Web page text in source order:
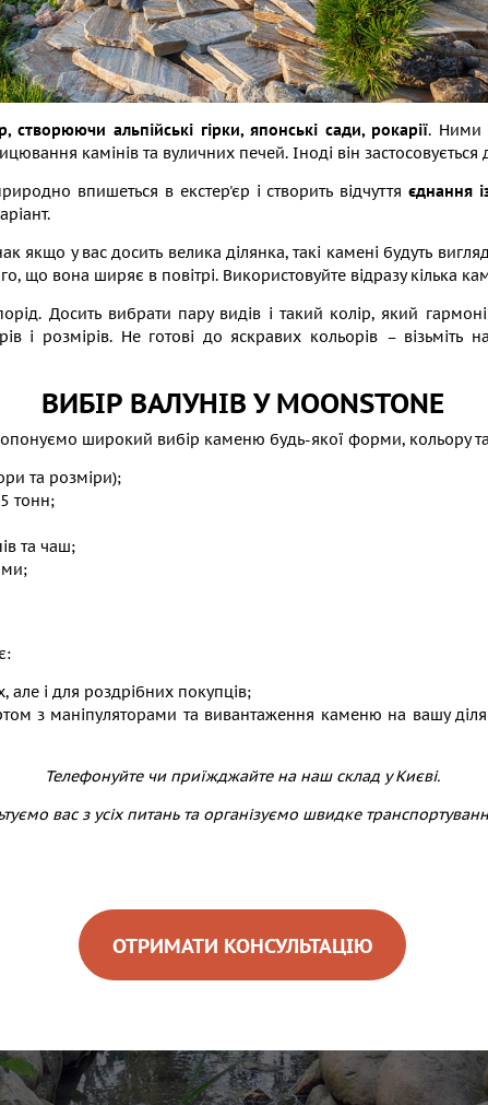
створюючи альпійські гірки, японські сади, рокарії. Ними
камінів та вуличних печей. Іноді він застосовується
впишеться в екстер'єр і створить відчуття єднання
якщо у вас досить велика ділянка, такі камені будуть
що вона ширяє в повітрі. Використовуйте відразу кілька
Досить вибрати пару видів і такий колір, який
і розмірів. Не готові до яскравих кольорів – візьміть
ВИБІР ВАЛУНІВ У MOONSTONE
широкий вибір каменю будь-якої форми, кольору
та розміри);
тонн;
та чаш;
але і для роздрібних покупців;
з маніпуляторами та вивантаження каменю на вашу
Телефонуйте чи приїжджайте на наш склад у Києві.
вас з усіх питань та організуємо швидке
ОТРИМАТИ КОНСУЛЬТАЦІЮ